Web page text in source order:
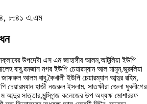
৮:৪১ এ.এম
উপদেষ্টা এস এম জাহাঙ্গীর আলম,আটুলিয়া ইউপি
বাবু,রমজান নগর ইউপি চেয়ারম্যান আল মামুন,ভুরুলিয়া
জাফরুল আলম বাবু,কৈখালী ইউপি চেয়ারম্যান আব্দুর রহিম,
চেয়ারম্যান হাজী নজরুল ইসলাম, সাতক্ষীরা জেলা ষুবলীগের
আব্দুর সাত্তার,মুন্সিগন্জ কলেজের উপ অধ্যক্ষ মোশাররফ